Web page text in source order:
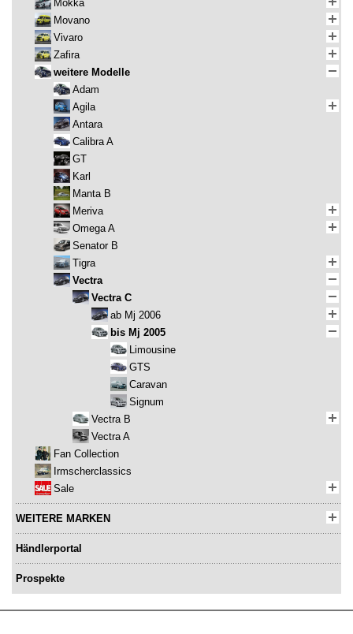
Mokka
Movano
Vivaro
Zafira
weitere Modelle
Adam
Agila
Antara
Calibra A
GT
Karl
Manta B
Meriva
Omega A
Senator B
Tigra
Vectra
Vectra C
ab Mj 2006
bis Mj 2005
Limousine
GTS
Caravan
Signum
Vectra B
Vectra A
Fan Collection
Irmscherclassics
Sale
WEITERE MARKEN
Händlerportal
Prospekte